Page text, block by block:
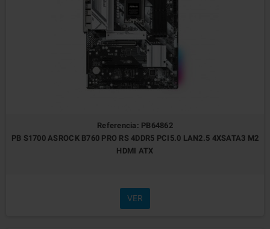
Referencia: PB64862
PB S1700 ASROCK B760 PRO RS 4DDR5 PCI5.0 LAN2.5 4XSATA3 M2
HDMI ATX
VER